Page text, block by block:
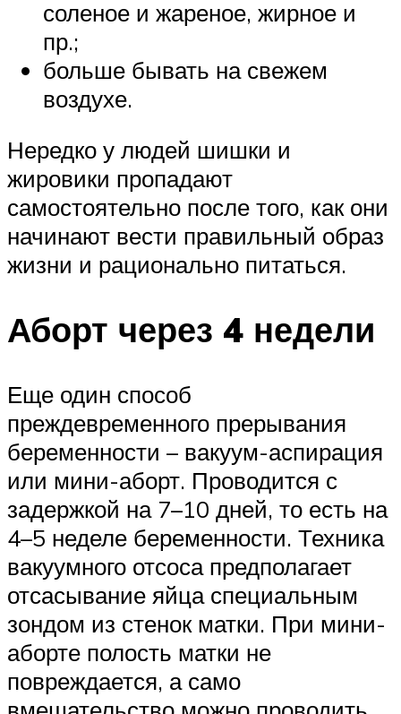
соленое и жареное, жирное и
пр.;
больше бывать на свежем
воздухе.
Нередко у людей шишки и
жировики пропадают
самостоятельно после того, как они
начинают вести правильный образ
жизни и рационально питаться.
Аборт через 4 недели
Еще один способ
преждевременного прерывания
беременности – вакуум-аспирация
или мини-аборт. Проводится с
задержкой на 7–10 дней, то есть на
4–5 неделе беременности. Техника
вакуумного отсоса предполагает
отсасывание яйца специальным
зондом из стенок матки. При мини-
аборте полость матки не
повреждается, а само